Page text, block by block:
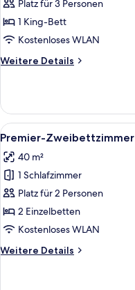
Deluxe-
Zimmer
anzeigen
Platz für 3 Personen
1 King-Bett
Kostenloses WLAN
Weitere Details
Weitere
Zimmer
Alle
Fotos
für
Premier-
Zweibettzimmer
anzeigen
3
Premier-Zweibettzimmer
40 m²
1 Schlafzimmer
Platz für 2 Personen
2 Einzelbetten
Kostenloses WLAN
Weitere Details
Weitere